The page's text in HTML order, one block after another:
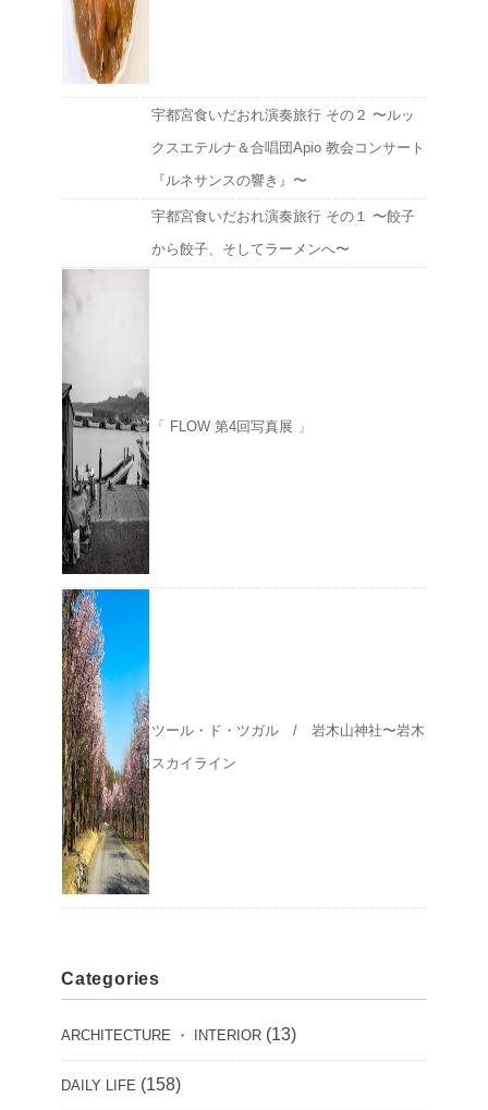
宇都宮食いだおれ演奏旅行 その２ 〜ルッ
クスエテルナ＆合唱団Apio 教会コンサート
『ルネサンスの響き』〜
宇都宮食いだおれ演奏旅行 その１ 〜餃子
から餃子、そしてラーメンへ〜
「 FLOW 第4回写真展 」
ツール・ド・ツガル / 岩木山神社〜岩木
スカイライン
Categories
ARCHITECTURE ・ INTERIOR (13)
DAILY LIFE (158)